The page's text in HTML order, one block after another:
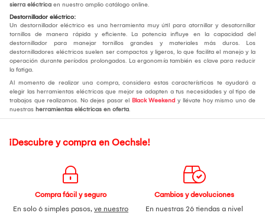
sierra eléctrica en nuestro amplio catálogo online.
Destornillador eléctrico:
Un destornillador eléctrico es una herramienta muy útil para atornillar y desatornillar
tornillos de manera rápida y eficiente. La potencia influye en la capacidad del
destornillador para manejar tornillos grandes y materiales más duros. Los
destornilladores eléctricos suelen ser compactos y ligeros, lo que facilita el manejo y la
operación durante períodos prolongados. La ergonomía también es clave para reducir
la fatiga.
Al momento de realizar una compra, considera estas características te ayudará a
elegir las herramientas eléctricas que mejor se adapten a tus necesidades y al tipo de
trabajos que realizamos. No dejes pasar el Black Weekend y llévate hoy mismo uno de
nuestras herramientas eléctricas en oferta.
¡Descubre y compra en Oechsle!
Compra fácil y seguro
En solo 6 simples pasos, ve nuestro
Cambios y devoluciones
En nuestras 26 tiendas a nivel